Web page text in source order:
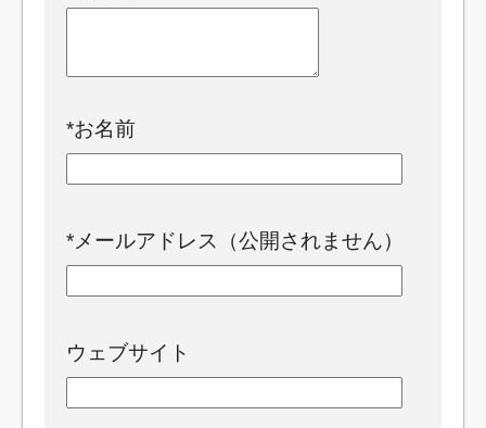
*お名前
*メールアドレス（公開されません）
ウェブサイト